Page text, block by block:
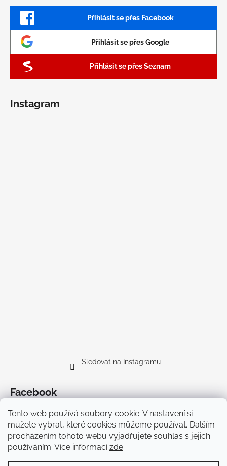
Tento web používá soubory cookie. V nastavení si
můžete vybrat, které cookies můžeme používat. Dalším
procházením tohoto webu vyjadřujete souhlas s jejich
používáním. Více informacízde.
Přihlásit se přes Facebook
Přihlásit se přes Google
Přihlásit se přes Seznam
Instagram
Sledovat na Instagramu
Facebook
Doprava